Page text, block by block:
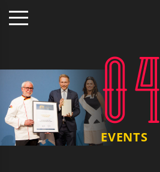
04
EVENTS